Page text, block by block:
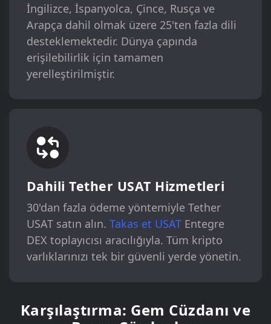
İngilizce, İspanyolca, Çince, Rusça ve
Arapça dahil olmak üzere 25'ten fazla dili
desteklemektedir. Dünya çapında
erişilebilirlik için tamamen
yerelleştirilmiştir.
Dahili Tether USAT Hizmetleri
30'dan fazla ödeme yöntemiyle Tether
USAT satın alın. Takas et USATEntegre
DEX toplayıcısı aracılığıyla. Tüm kripto
varlıklarınızı tek bir güvenli yerde yönetin.
Karşılaştırma: Gem Cüzdanı ve